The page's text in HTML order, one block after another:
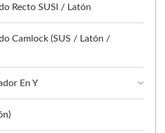
Recto SUSl / Latón
Camlock (SUS / Latón /
En Y